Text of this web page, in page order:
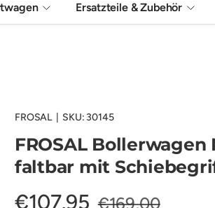
Ersatzteile & Zubehör
FROSAL| SKU: 30145
FROSAL Bollerwagen
faltbar mit
€107,95 €169,00